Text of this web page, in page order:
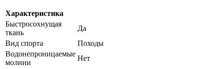
Характеристика
Быстросохнущая
ткань
Да
Вид спорта
Походы
Водонепроницаемые
молнии
Нет